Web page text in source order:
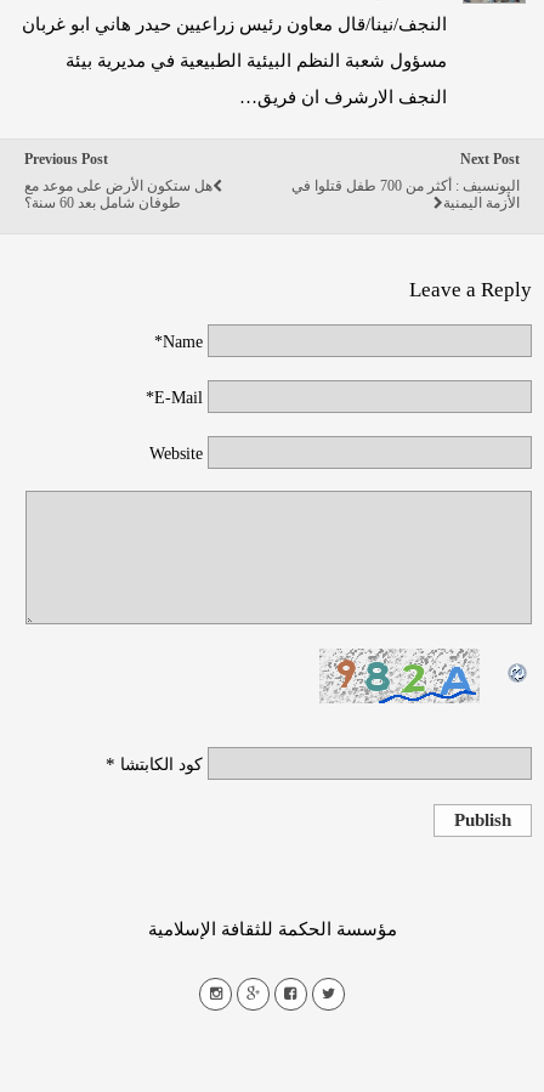
النجف/نينا/قال معاون رئيس زراعيين حيدر هاني ابو غربان
مسؤول شعبة النظم البيئية الطبيعية في مديرية بيئة
النجف الارشرف ان فريق…
Previous Post
هل ستكون الأرض على موعد مع
طوفان شامل بعد 60 سنة؟
Next Post
اليونسيف : أكثر من 700 طفل قتلوا في
الأزمة اليمنية
Leave a Reply
Name*
E-Mail*
Website
كود الكابتشا *
Publish
مؤسسة الحكمة للثقافة الإسلامية